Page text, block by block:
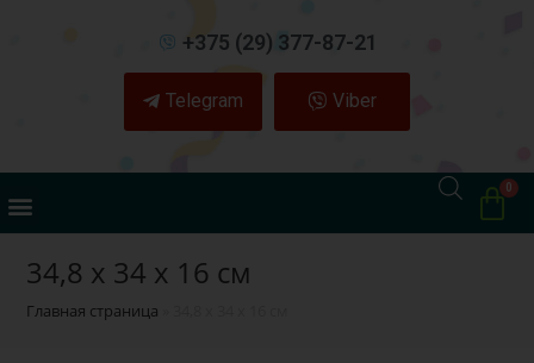
+375 (29) 377-87-21
Telegram Viber
34,8 х 34 х 16 см
Главная страница